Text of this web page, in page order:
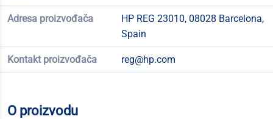
Adresa proizvođača
HP REG 23010, 08028 Barcelona,
Spain
Kontakt proizvođača reg@hp.com
O proizvodu